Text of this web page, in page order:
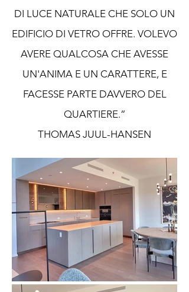
DI LUCE NATURALE CHE SOLO UN
EDIFICIO DI VETRO OFFRE. VOLEVO
AVERE QUALCOSA CHE AVESSE
UN'ANIMA E UN CARATTERE, E
FACESSE PARTE DAVVERO DEL
QUARTIERE.”
THOMAS JUUL-HANSEN